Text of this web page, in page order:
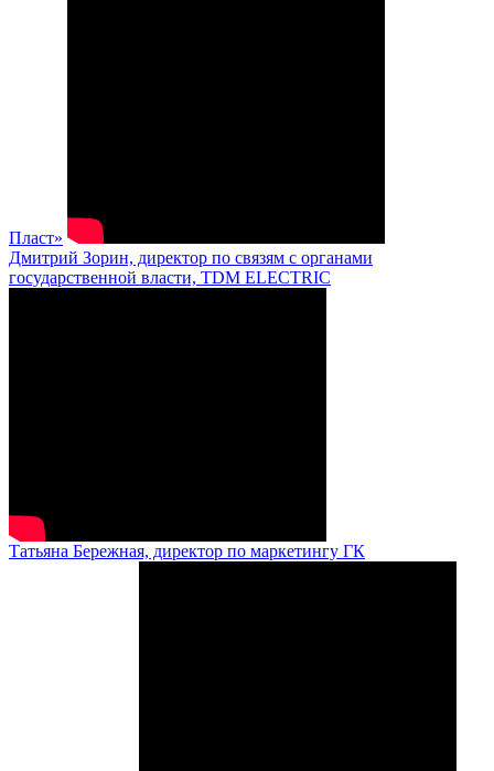
Пласт»
Дмитрий Зорин, директор по связям с органами
государственной власти, TDM ELECTRIC
Татьяна Бережная, директор по маркетингу ГК